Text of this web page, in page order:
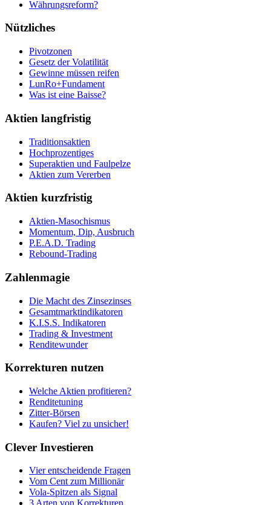
Währungsreform?
Nützliches
Pivotzonen
Gesetz der Volatilität
Gewinne müssen reifen
LunRo+Fundament
Was ist eine Baisse?
Aktien langfristig
Traditionsaktien
Hochprozentiges
Superaktien und Faulpelze
Aktien zum Vererben
Aktien kurzfristig
Aktien-Masochismus
Momentum, Dip, Ausbruch
P.E.A.D. Trading
Rebound-Trading
Zahlenmagie
Die Macht des Zinsezinses
Gesamtmarktindikatoren
K.I.S.S. Indikatoren
Trading & Investment
Renditewunder
Korrekturen nutzen
Welche Aktien profitieren?
Renditetuning
Zitter-Börsen
Kaufen? Viel zu unsicher!
Clever Investieren
Vier entscheidende Fragen
Vom Cent zum Millionär
Vola-Spitzen als Signal